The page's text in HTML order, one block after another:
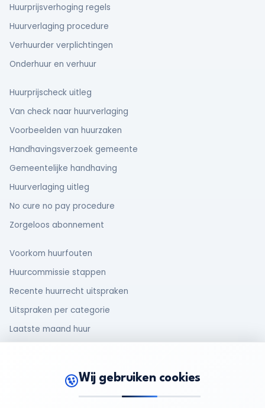
Huurprijsverhoging regels
Huurverlaging procedure
Verhuurder verplichtingen
Onderhuur en verhuur
Huurprijscheck uitleg
Van check naar huurverlaging
Voorbeelden van huurzaken
Handhavingsverzoek gemeente
Gemeentelijke handhaving
Huurverlaging uitleg
No cure no pay procedure
Zorgeloos abonnement
Voorkom huurfouten
Huurcommissie stappen
Recente huurrecht uitspraken
Uitspraken per categorie
Laatste maand huur
Rechten van huurders
Wij gebruiken cookies